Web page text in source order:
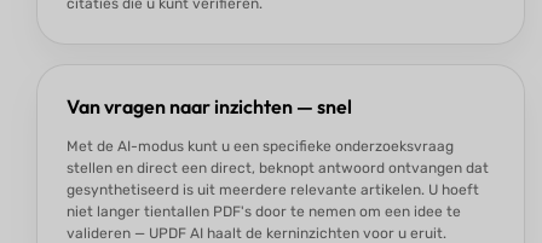
Van vragen naar inzichten — snel
Met de AI-modus kunt u een specifieke onderzoeksvraag
stellen en direct een direct, beknopt antwoord ontvangen dat
gesynthetiseerd is uit meerdere relevante artikelen. U hoeft
niet langer tientallen PDF's door te nemen om een idee te
valideren — UPDF AI haalt de kerninzichten voor u eruit.